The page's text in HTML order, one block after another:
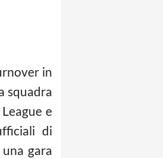
in
squadra
e
di
gara